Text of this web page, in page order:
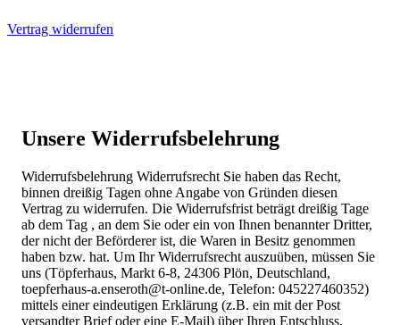
Vertrag widerrufen
Unsere Widerrufsbelehrung
Widerrufsbelehrung Widerrufsrecht Sie haben das Recht,
binnen dreißig Tagen ohne Angabe von Gründen diesen
Vertrag zu widerrufen. Die Widerrufsfrist beträgt dreißig Tage
ab dem Tag , an dem Sie oder ein von Ihnen benannter Dritter,
der nicht der Beförderer ist, die Waren in Besitz genommen
haben bzw. hat. Um Ihr Widerrufsrecht auszuüben, müssen Sie
uns (Töpferhaus, Markt 6-8, 24306 Plön, Deutschland,
toepferhaus-a.enseroth@t-online.de, Telefon: 045227460352)
mittels einer eindeutigen Erklärung (z.B. ein mit der Post
versandter Brief oder eine E-Mail) über Ihren Entschluss,